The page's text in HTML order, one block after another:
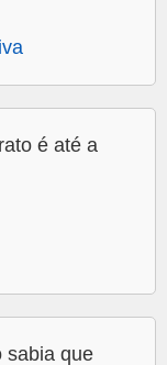
é até a
sabia que